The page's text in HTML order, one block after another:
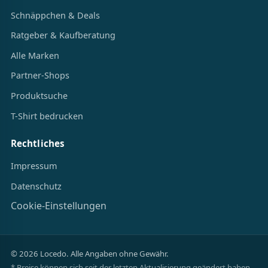
Schnäppchen & Deals
Ratgeber & Kaufberatung
Alle Marken
Partner-Shops
Produktsuche
T-Shirt bedrucken
Rechtliches
Impressum
Datenschutz
Cookie-Einstellungen
© 2026 Locedo. Alle Angaben ohne Gewähr.